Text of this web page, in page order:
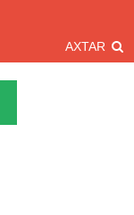
AXTAR